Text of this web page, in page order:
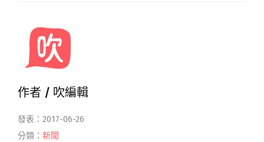
作者 / 吹編輯
發表：2017-06-26
分類： 新聞